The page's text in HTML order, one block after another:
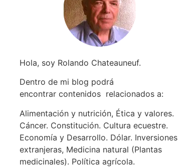
Hola, soy Rolando Chateauneuf.
Dentro de mi blog podrá
encontrar contenidos relacionados a:
Alimentación y nutrición, Ética y valores.
Cáncer. Constitución. Cultura ecuestre.
Economía y Desarrollo. Dólar. Inversiones
extranjeras, Medicina natural (Plantas
medicinales). Política agrícola.